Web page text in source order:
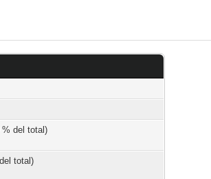
del total)
total)